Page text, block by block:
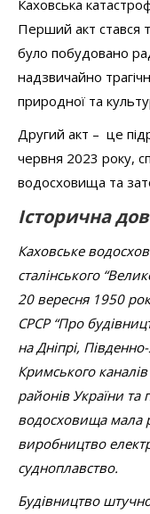
Каховська
Перший акт стався
було побудовано
надзвичайно
природної та
Другий акт – це
червня 2023 року,
водосховища та
Історична
Каховське
сталінського
20 вересня 1950
СРСР “Про
на Дніпрі,
Кримського
районів України та
водосховища мала
виробництво
судноплавство.
Будівництво